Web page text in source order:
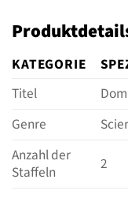
KATEGORIE
Titel
Genre
Anzahl der
Staffeln
2